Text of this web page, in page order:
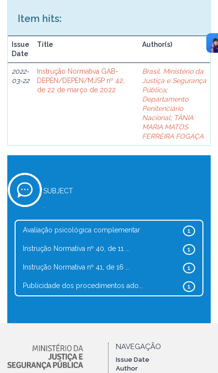
Item hits:
Issue
Date
Title Author(s)
2022-
03-22
Instrução Normativa GAB-
DEPEN/DEPEN/MJSP nº 42,
de 22 de março de 2022
Brasil. Ministério da
Justiça e Segurança
Pública;
Departamento
Penitenciário
Nacional; TÂNIA
MARIA MATOS
FERREIRA FOGAÇA
SUBJECT
1
Avaliação psicológica complementar
1
Instrução Normativa nº 40, de 11 ...
1
Instrução Normativa nº 41, de 16 ...
1
Publicidade dos procedimentos ado...
NAVEGAÇÃO
Issue Date
Author